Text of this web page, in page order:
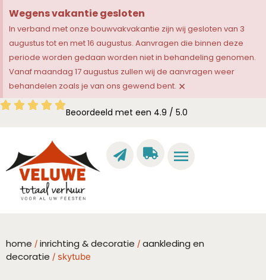
Wegens vakantie gesloten
In verband met onze bouwvakvakantie zijn wij gesloten van 3
augustus tot en met 16 augustus. Aanvragen die binnen deze
periode worden gedaan worden niet in behandeling genomen.
Vanaf maandag 17 augustus zullen wij de aanvragen weer
behandelen zoals je van ons gewend bent. ×
Beoordeeld met een 4.9 / 5.0
home / inrichting & decoratie / aankleding en
decoratie / skytube